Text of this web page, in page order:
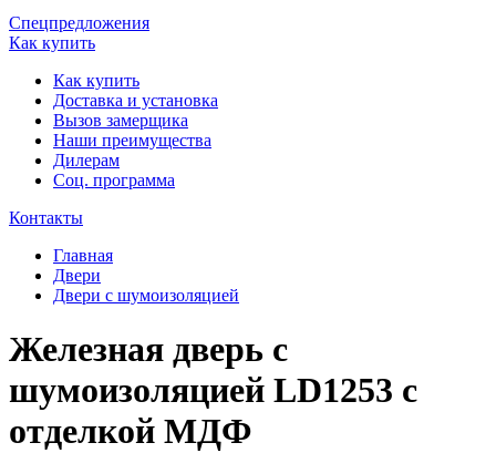
Спецпредложения
Как купить
Как купить
Доставка и установка
Вызов замерщика
Наши преимущества
Дилерам
Соц. программа
Контакты
Главная
Двери
Двери с шумоизоляцией
Железная дверь с
шумоизоляцией LD1253 с
отделкой МДФ